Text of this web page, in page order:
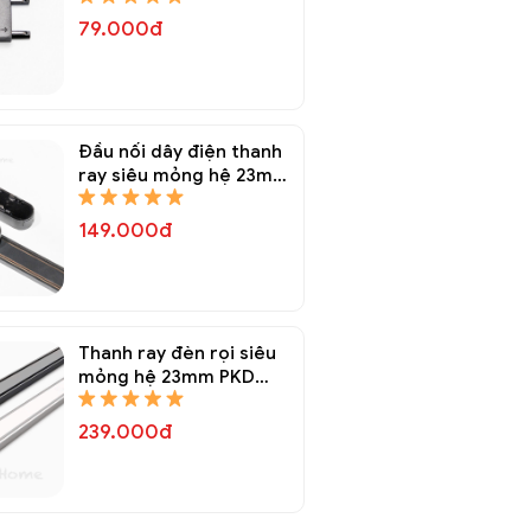
79.000đ
Đầu nối dây điện thanh
ray siêu mỏng hệ 23mm
PKD 6822A
149.000đ
Thanh ray đèn rọi siêu
mỏng hệ 23mm PKD
6821A
239.000đ